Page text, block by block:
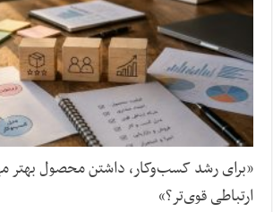
«برای رشد کسب‌وکار، داشتن محصول بهتر
ارتباطی قوی‌تر؟»